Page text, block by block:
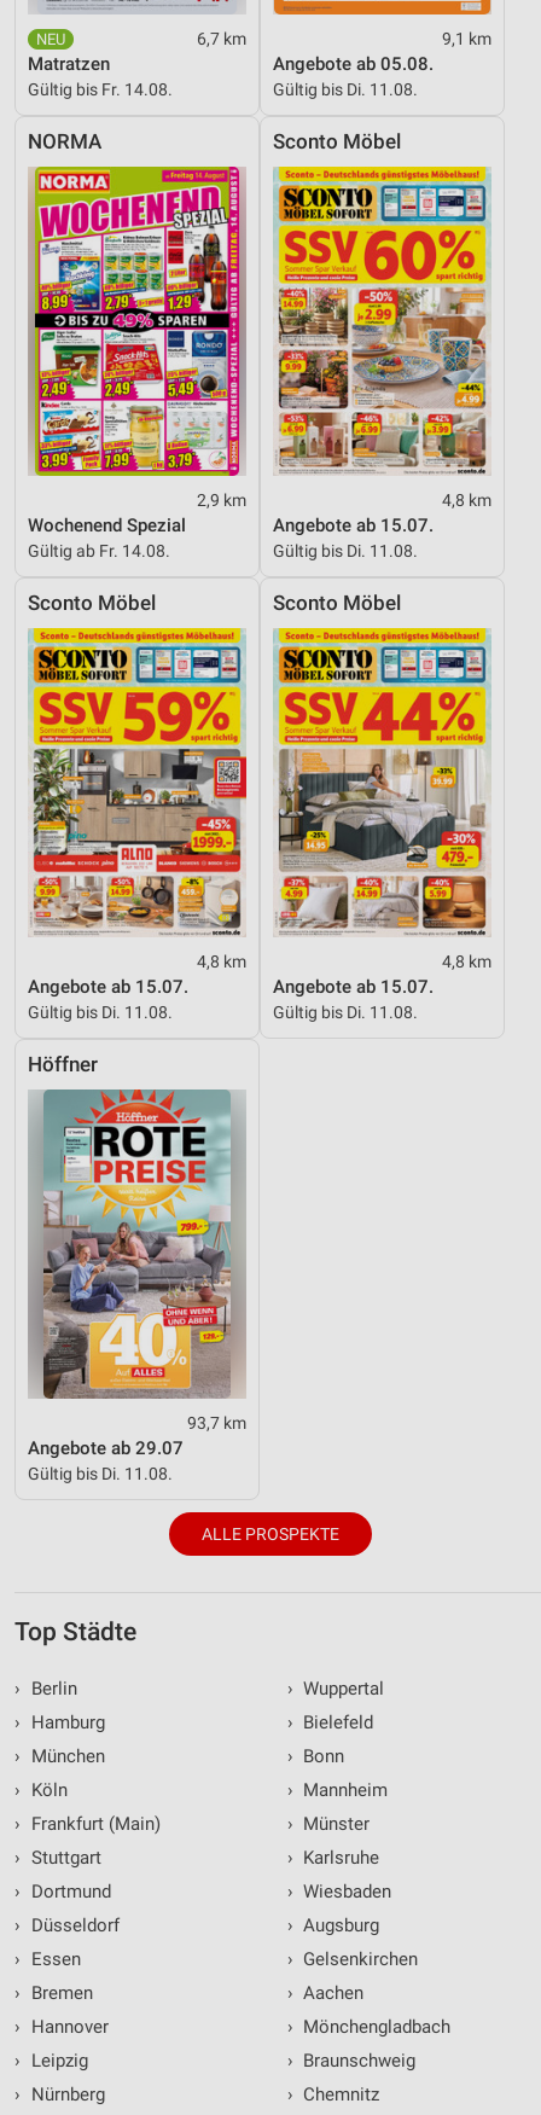
6,7 km
Matratzen
Gültig bis Fr. 14.08.
9,1 km
Angebote ab 05.08.
Gültig bis Di. 11.08.
NORMA
2,9 km
Wochenend Spezial
Gültig ab Fr. 14.08.
Sconto Möbel
4,8 km
Angebote ab 15.07.
Gültig bis Di. 11.08.
Sconto Möbel
4,8 km
Angebote ab 15.07.
Gültig bis Di. 11.08.
Sconto Möbel
4,8 km
Angebote ab 15.07.
Gültig bis Di. 11.08.
Höffner
93,7 km
Angebote ab 29.07
Gültig bis Di. 11.08.
ALLE PROSPEKTE
Top Städte
›
Berlin
›
Hamburg
›
München
›
Köln
›
Frankfurt (Main)
› Stuttgart
›
Dortmund
›
Düsseldorf
›
Essen
›
Bremen
›
Hannover
›
Leipzig
›
Nürnberg
› Wuppertal
› Bielefeld
› Bonn
› Mannheim
› Münster
› Karlsruhe
› Wiesbaden
› Augsburg
› Gelsenkirchen
› Aachen
› Mönchengladbach
› Braunschweig
› Chemnitz